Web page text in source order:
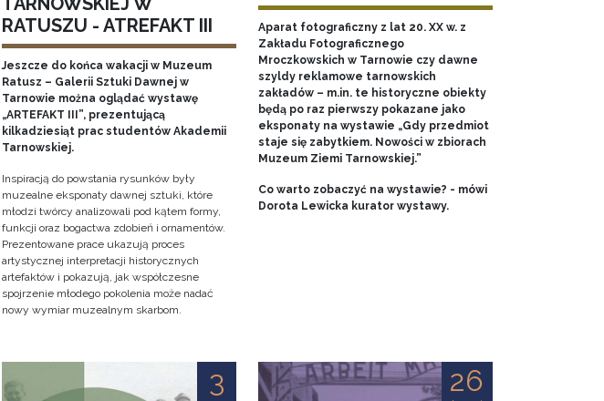
RATUSZU - ATREFAKT III
Jeszcze do końca wakacji w Muzeum
Ratusz – Galerii Sztuki Dawnej w
Tarnowie można oglądać wystawę
„ARTEFAKT III”, prezentującą
kilkadziesiąt prac studentów Akademii
Tarnowskiej.
Inspiracją do powstania rysunków były
muzealne eksponaty dawnej sztuki, które
młodzi twórcy analizowali pod kątem formy,
funkcji oraz bogactwa zdobień i ornamentów.
Prezentowane prace ukazują proces
artystycznej interpretacji historycznych
artefaktów i pokazują, jak współczesne
spojrzenie młodego pokolenia może nadać
nowy wymiar muzealnym skarbom.
Aparat fotograficzny z lat 20. XX w. z
Zakładu Fotograficznego
Mroczkowskich w Tarnowie czy dawne
szyldy reklamowe tarnowskich
zakładów – m.in. te historyczne obiekty
będą po raz pierwszy pokazane jako
eksponaty na wystawie „Gdy przedmiot
staje się zabytkiem. Nowości w zbiorach
Muzeum Ziemi Tarnowskiej.”
Co warto zobaczyć na wystawie? - mówi
Dorota Lewicka kurator wystawy.
3 26